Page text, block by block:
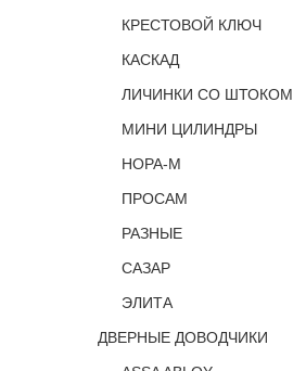
КРЕСТОВОЙ КЛЮЧ
КАСКАД
ЛИЧИНКИ СО ШТОКОМ
МИНИ ЦИЛИНДРЫ
НОРА-М
ПРОСАМ
РАЗНЫЕ
САЗАР
ЭЛИТА
ДВЕРНЫЕ ДОВОДЧИКИ